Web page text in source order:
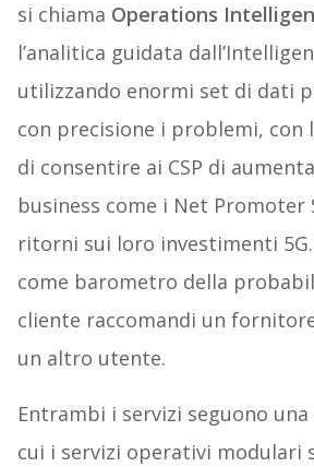
si chiama Operations
l’analitica guidata
utilizzando enormi set di dati
con precisione i problemi, con
di consentire ai CSP di
business come i Net Promoter
ritorni sui loro investimenti 5G.
come barometro della
cliente raccomandi un
un altro utente.
Entrambi i servizi seguono
cui i servizi operativi modulari